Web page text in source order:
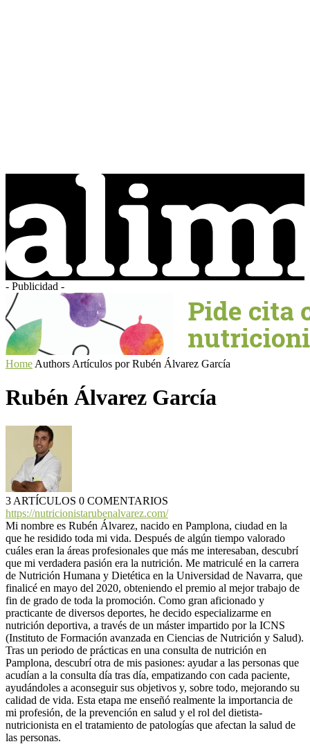
- Publicidad -
Home Authors Artículos por Rubén Álvarez García
Rubén Álvarez García
3 ARTÍCULOS 0 COMENTARIOS
https://nutricionistarubenalvarez.com/
Mi nombre es Rubén Álvarez, nacido en Pamplona, ciudad en la
que he residido toda mi vida. Después de algún tiempo valorado
cuáles eran la áreas profesionales que más me interesaban, descubrí
que mi verdadera pasión era la nutrición. Me matriculé en la carrera
de Nutrición Humana y Dietética en la Universidad de Navarra, que
finalicé en mayo del 2020, obteniendo el premio al mejor trabajo de
fin de grado de toda la promoción. Como gran aficionado y
practicante de diversos deportes, he decido especializarme en
nutrición deportiva, a través de un máster impartido por la ICNS
(Instituto de Formación avanzada en Ciencias de Nutrición y Salud).
Tras un periodo de prácticas en una consulta de nutrición en
Pamplona, descubrí otra de mis pasiones: ayudar a las personas que
acudían a la consulta día tras día, empatizando con cada paciente,
ayudándoles a aconseguir sus objetivos y, sobre todo, mejorando su
calidad de vida. Esta etapa me enseñó realmente la importancia de
mi profesión, de la prevención en salud y el rol del dietista-
nutricionista en el tratamiento de patologías que afectan la salud de
las personas.